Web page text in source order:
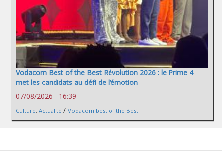
Vodacom Best of the Best Révolution 2026 : le Prime 4
met les candidats au défi de l’émotion
07/08/2026 - 16:39
Culture, Actualité / Vodacom best of the Best